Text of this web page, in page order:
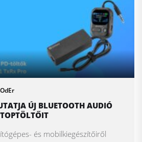
ÚJ BLUETOOTH AUDIÓ
és mobilkiegészítőiről